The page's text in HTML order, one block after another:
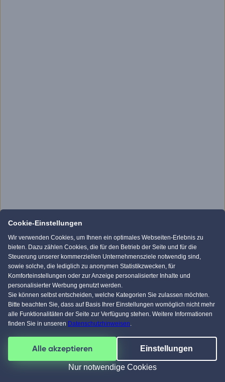
Cookie-Einstellungen
Wir verwenden Cookies, um Ihnen ein optimales Webseiten-Erlebnis zu
bieten. Dazu zählen Cookies, die für den Betrieb der Seite und für die
Steuerung unserer kommerziellen Unternehmensziele notwendig sind,
sowie solche, die lediglich zu anonymen Statistikzwecken, für
Komforteinstellungen oder zur Anzeige personalisierter Inhalte und
personalisierter Werbung genutzt werden.
Sie können selbst entscheiden, welche Kategorien Sie zulassen möchten.
Bitte beachten Sie, dass auf Basis Ihrer Einstellungen womöglich nicht mehr
alle Funktionalitäten der Seite zur Verfügung stehen. Weitere Informationen
finden Sie in unseren Datenschutzhinweisen.
Alle akzeptieren Einstellungen
Nur notwendige Cookies